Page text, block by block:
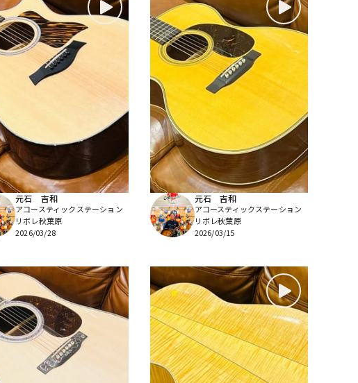
元石 吉和
アコースティックステーション
リボレ秋葉原
2026/03/28
元石 吉和
アコースティックステーション
リボレ秋葉原
2026/03/15